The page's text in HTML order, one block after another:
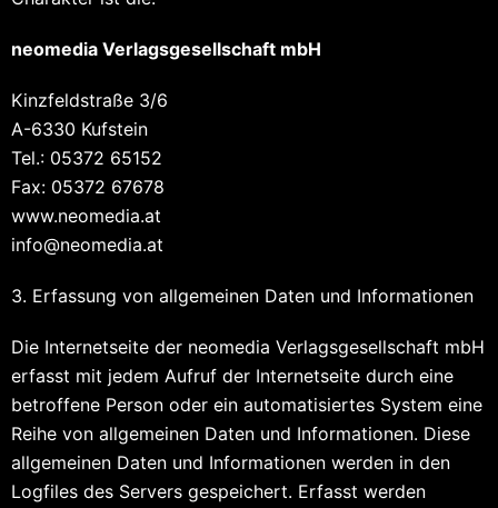
neomedia Verlagsgesellschaft mbH
Kinzfeldstraße 3/6
A-6330 Kufstein
Tel.: 05372 65152
Fax: 05372 67678
www.neomedia.at
info@neomedia.at
3. Erfassung von allgemeinen Daten und Informationen
Die Internetseite der neomedia Verlagsgesellschaft mbH
erfasst mit jedem Aufruf der Internetseite durch eine
betroffene Person oder ein automatisiertes System eine
Reihe von allgemeinen Daten und Informationen. Diese
allgemeinen Daten und Informationen werden in den
Logfiles des Servers gespeichert. Erfasst werden